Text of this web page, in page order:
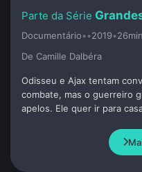
Documentário••2019•26min
De Camille Dalbéra
Odisseu e Ajax tentam
combate, mas o guerreiro
apelos. Ele quer ir para